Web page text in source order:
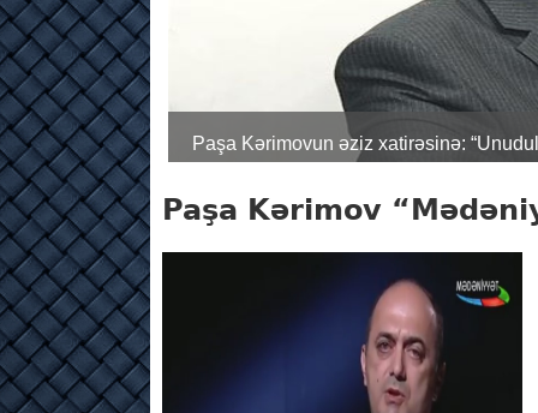
Paşa Kərimovun əziz xatirəsinə:
Paşa Kərimov